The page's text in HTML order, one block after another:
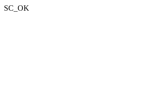
SC_OK